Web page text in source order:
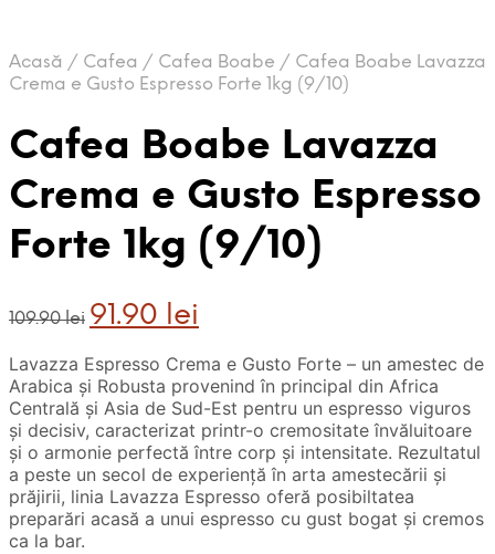
Acasă / Cafea / Cafea Boabe / Cafea Boabe Lavazza
Crema e Gusto Espresso Forte 1kg (9/10)
Cafea Boabe Lavazza
Crema e Gusto Espresso
Forte 1kg (9/10)
109.90lei
Prețul
inițial
fost:
109.90 lei.
91.90 leicurent
91.90 lei.
Lavazza Espresso Crema e Gusto Forte – un amestec de
Arabica și Robusta provenind în principal din Africa
Centrală și Asia de Sud-Est pentru un espresso viguros
și decisiv, caracterizat printr-o cremositate învăluitoare
și o armonie perfectă între corp și intensitate. Rezultatul
a peste un secol de experiență în arta amestecării și
prăjirii, linia Lavazza Espresso oferă posibiltatea
preparări acasă a unui espresso cu gust bogat și cremos
ca la bar.